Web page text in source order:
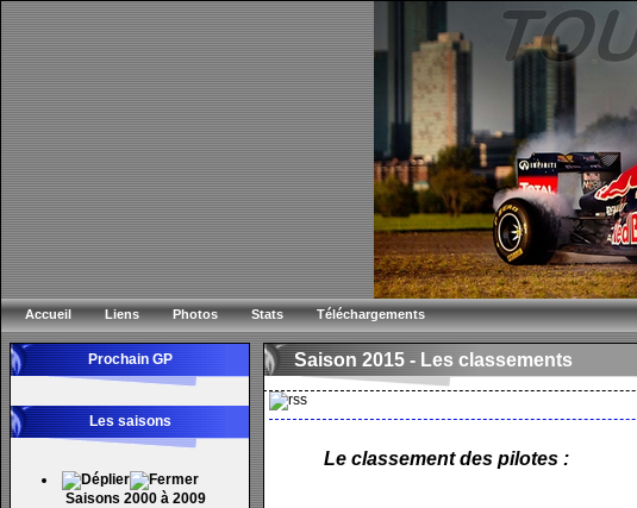
Accueil Liens Photos Stats Téléchargements
Prochain GP
Les saisons
Saisons 2000 à 2009
Saison 2015 - Les classements
Le classement des pilotes :